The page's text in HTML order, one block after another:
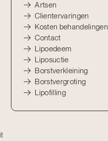
Artsen
Clientervaringen
Kosten behandelingen
Contact
Lipoedeem
Liposuctie
Borstverkleining
Borstvergroting
Lipofilling